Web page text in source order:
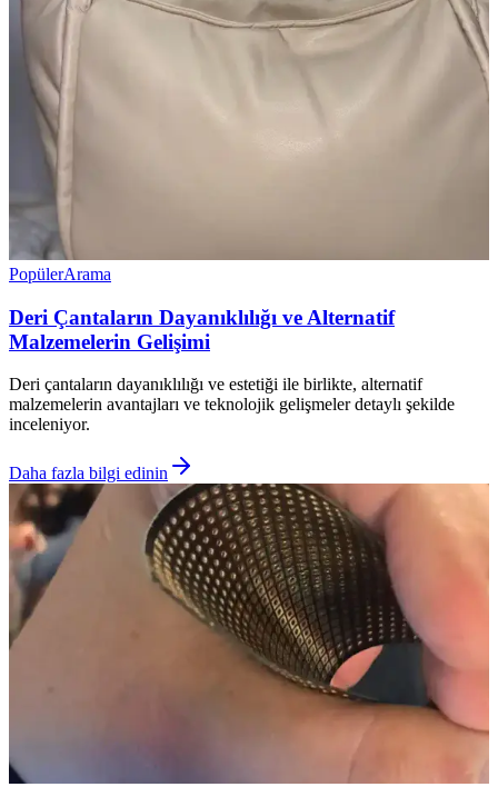
PopülerArama
Deri Çantaların Dayanıklılığı ve Alternatif
Malzemelerin Gelişimi
Deri çantaların dayanıklılığı ve estetiği ile birlikte, alternatif
malzemelerin avantajları ve teknolojik gelişmeler detaylı şekilde
inceleniyor.
Daha fazla bilgi edinin